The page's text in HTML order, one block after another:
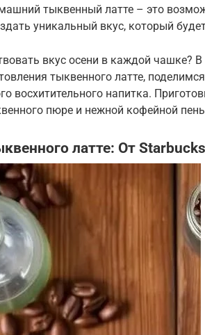
тыквенный латте – это
уникальный вкус, который
вкус осени в каждой чашке?
тыквенного латте,
восхитительного напитка.
пюре и нежной кофейной
латте: От